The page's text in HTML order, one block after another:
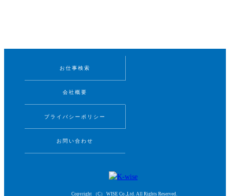
お仕事検索
会社概要
プライバシーポリシー
お問い合わせ
Copyright （C） WISE Co.,Ltd. All Rights Reserved.